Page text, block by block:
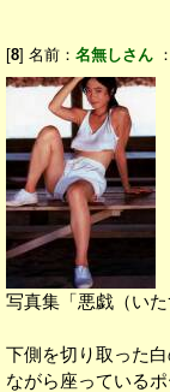
[8] 名前： 名無しさん
写真集「悪戯（い
下側を切り取った
ながら座っているポ